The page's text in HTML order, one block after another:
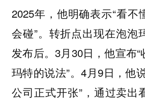
2025年，他明确表示“看不
会碰”。转折点出现在泡泡
发布后。3月30日，他宣布
玛特的说法”。4月9日，他
公司正式开张”，通过卖出